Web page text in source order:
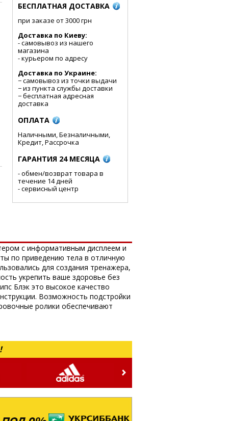
БЕСПЛАТНАЯ ДОСТАВКА
при заказе от 3000 грн
Доставка по Киеву:
- cамовывоз из нашего
магазина
- курьером по адресу
Доставка по Украине:
− самовывоз из точки выдачи
− из пункта службы доставки
− бесплатная адресная
доставка
ОПЛАТА
Наличными, Безналичными,
Кредит, Рассрочка
ГАРАНТИЯ 24 МЕСЯЦА
- обмен/возврат товара в
течение 14 дней
- сервисный центр
с информативным дисплеем и
по приведению тела в отличную
для создания тренажера,
укрепить ваше здоровье без
Блэк это высокое качество
Возможность подстройки
ролики обеспечивают